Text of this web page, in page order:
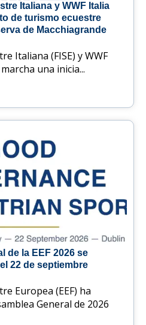
Italiana y WWF Italia
de turismo ecuestre
de Macchiagrande
Italiana (FISE) y WWF
una inicia...
de la EEF 2026 se
22 de septiembre
Europea (EEF) ha
General de 2026